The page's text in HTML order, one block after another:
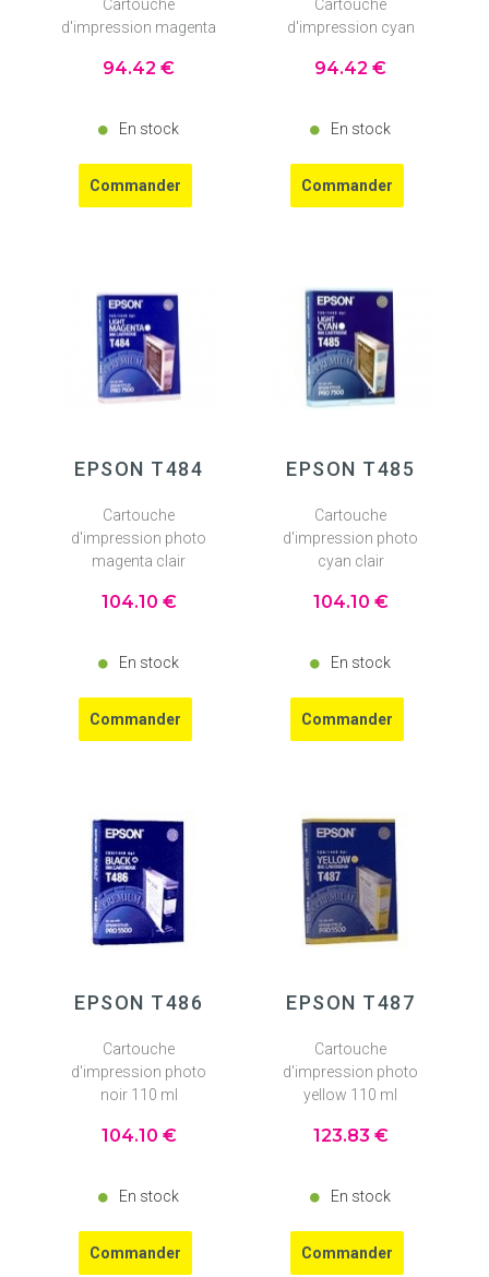
Cartouche
d'impression magenta
94.42 €
En stock
Cartouche
d'impression cyan
94.42 €
En stock
EPSON T484
Cartouche
d'impression photo
magenta clair
104.10 €
En stock
EPSON T485
Cartouche
d'impression photo
cyan clair
104.10 €
En stock
EPSON T486
Cartouche
d'impression photo
noir 110 ml
104.10 €
En stock
EPSON T487
Cartouche
d'impression photo
yellow 110 ml
123.83 €
En stock